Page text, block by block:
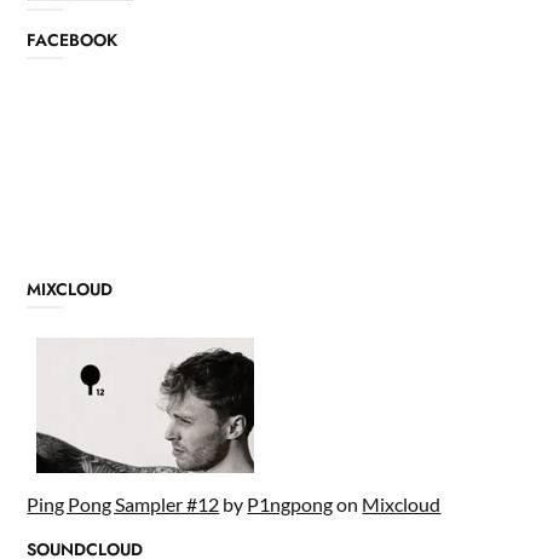
FACEBOOK
MIXCLOUD
Ping Pong Sampler #12 by P1ngpongon Mixcloud
SOUNDCLOUD